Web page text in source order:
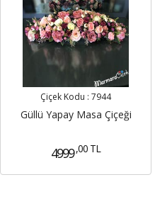
Çiçek Kodu : 7944
Güllü Yapay Masa Çiçeği
4999 ,00 TL